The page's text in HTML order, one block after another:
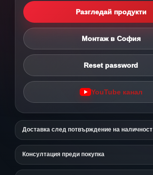
Разгледай продукти
Монтаж в София
Reset password
YouTube канал
Доставка след потвърждение на наличност
Консултация преди покупка